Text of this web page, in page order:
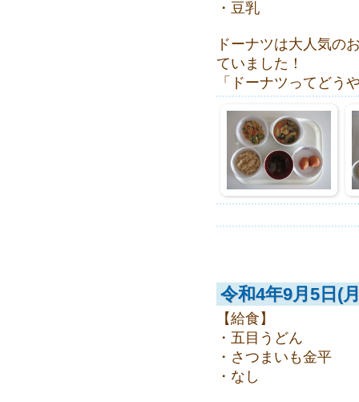
・豆乳
ドーナツは大人気の
ていました！
「ドーナツってど
令和4年9月5日(
【給食】
・五目うどん
・さつまいも金平
・なし